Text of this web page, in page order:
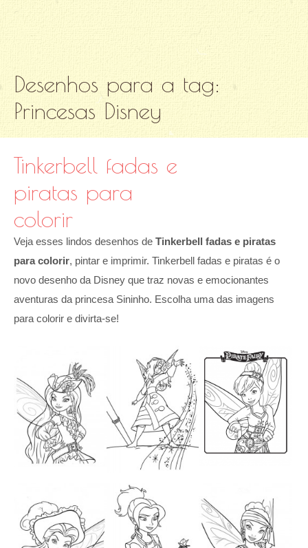
Desenhos para a tag:
Princesas Disney
Tinkerbell fadas e
piratas para
colorir
Veja esses lindos desenhos de Tinkerbell fadas e piratas
para colorir, pintar e imprimir. Tinkerbell fadas e piratas é o
novo desenho da Disney que traz novas e emocionantes
aventuras da princesa Sininho. Escolha uma das imagens
para colorir e divirta-se!